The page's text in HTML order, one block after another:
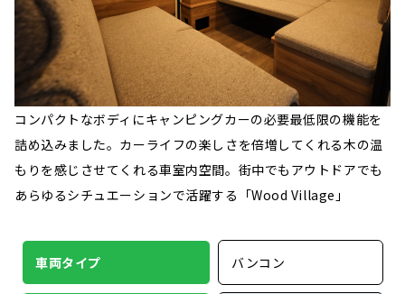
コンパクトなボディにキャンピングカーの必要最低限の機能を
詰め込みました。カーライフの楽しさを倍増してくれる木の温
もりを感じさせてくれる車室内空間。街中でもアウトドアでも
あらゆるシチュエーションで活躍する「Wood Village」
車両タイプ バンコン